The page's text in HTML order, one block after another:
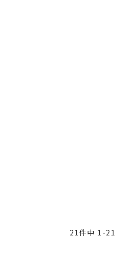
21件中 1 -21